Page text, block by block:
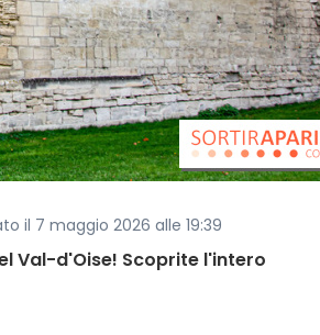
il 7 maggio 2026 alle 19:39
Val-d'Oise! Scoprite l'intero